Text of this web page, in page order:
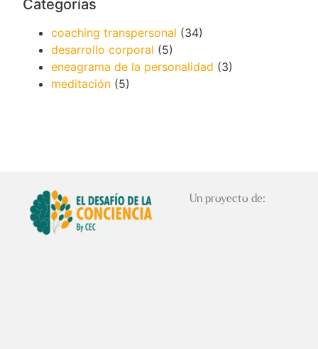
Categorías
coaching transpersonal (34)
desarrollo corporal (5)
eneagrama de la personalidad (3)
meditación (5)
Un proyecto de: